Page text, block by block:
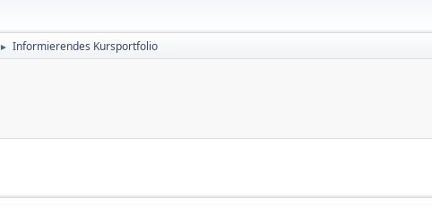
► Informierendes Kursportfolio